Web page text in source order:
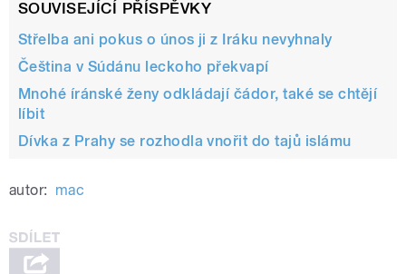
SOUVISEJÍCÍ PŘÍSPĚVKY
Střelba ani pokus o únos ji z Iráku nevyhnaly
Čeština v Súdánu leckoho překvapí
Mnohé íránské ženy odkládají čádor, také se chtějí
líbit
Dívka z Prahy se rozhodla vnořit do tajů islámu
autor: mac